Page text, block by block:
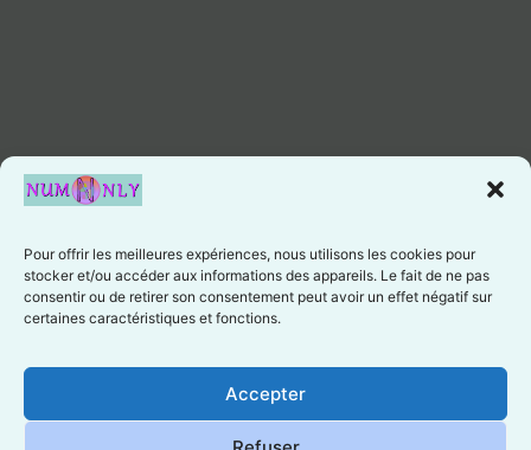
Pour offrir les meilleures expériences, nous utilisons les cookies pour
stocker et/ou accéder aux informations des appareils. Le fait de ne pas
consentir ou de retirer son consentement peut avoir un effet négatif sur
certaines caractéristiques et fonctions.
Accepter
Cookie preferences